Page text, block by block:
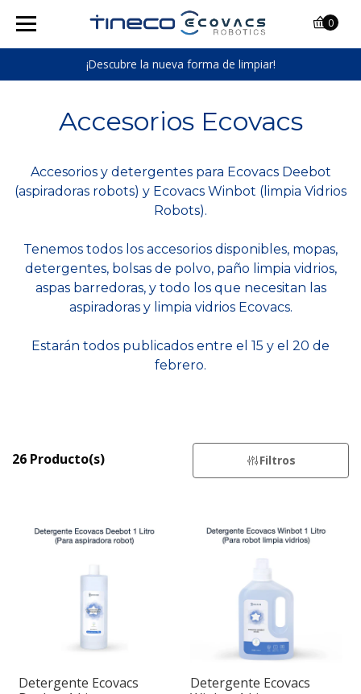
¡Descubre la nueva forma de limpiar!
0
Accesorios Ecovacs
Accesorios y detergentes para Ecovacs Deebot
(aspiradoras robots) y Ecovacs Winbot (limpia Vidrios
Robots).
Tenemos todos los accesorios disponibles, mopas,
detergentes, bolsas de polvo, paño limpia vidrios,
aspas barredoras, y todo los que necesitan las
aspiradoras y limpia vidrios Ecovacs.
Estarán todos publicados entre el 15 y el 20 de
febrero.
26 Producto(s) Filtros
Detergente Ecovacs
Detergente Ecovacs